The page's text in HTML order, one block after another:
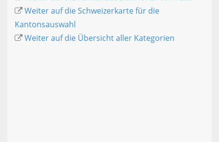
Weiter auf die Schweizerkarte für die
Kantonsauswahl
Weiter auf die Übersicht aller Kategorien